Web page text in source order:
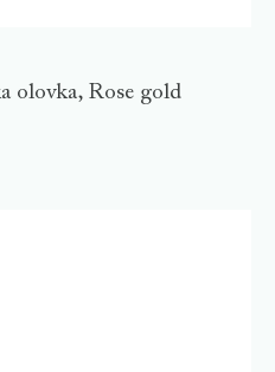
olovka, Rose gold